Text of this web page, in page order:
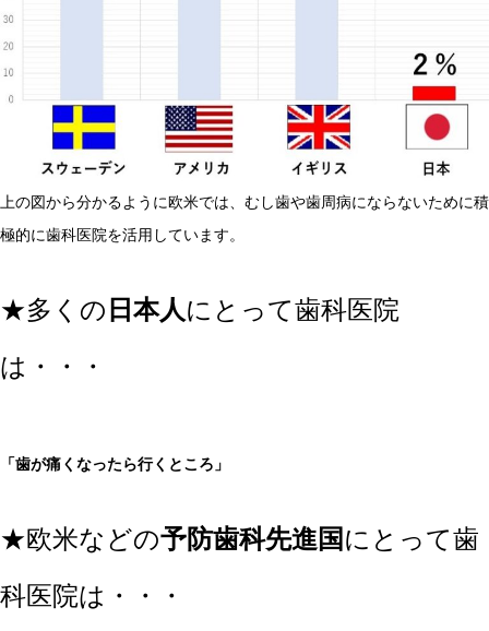
上の図から分かるように欧米では、むし歯や歯周病にならないために積
極的に歯科医院を活用しています。
★多くの 日本人にとって歯科医院
は・・・
「歯が痛くなったら行くところ」
★欧米などの予防歯科先進国 にとって歯
科医院は・・・